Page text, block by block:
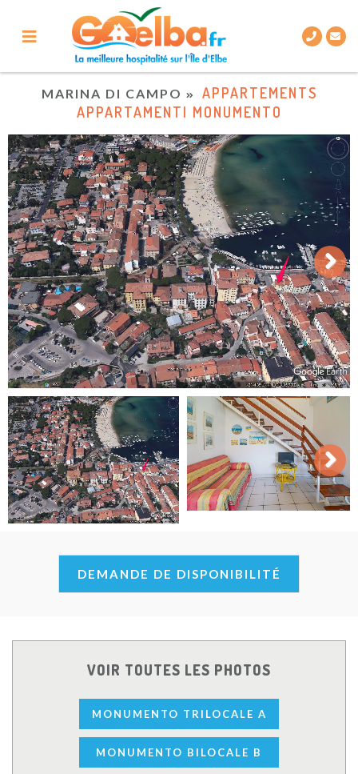
MARINA DI CAMPO
APPARTEMENTS
APPARTAMENTI MONUMENTO
Next
Next
DEMANDE DE DISPONIBILITÉ
VOIR TOUTES LES PHOTOS
MONUMENTO TRILOCALE A
MONUMENTO BILOCALE B